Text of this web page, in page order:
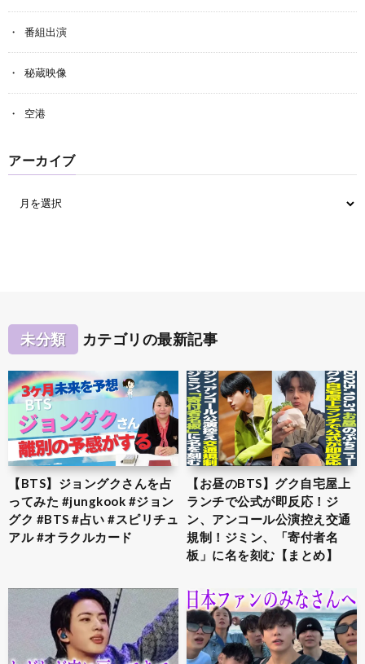
番組出演
秘蔵映像
空港
アーカイブ
未分類 カテゴリの最新記事
【BTS】ジョングクさんを占
ってみた #jungkook #ジョン
グク #BTS #占い #スピリチュ
アル #オラクルカード
【お昼のBTS】グク自宅屋上
ランチで公式が即反応！ジ
ン、アンコール公演控え交通
規制！ジミン、「寄付者名
板」に名を刻む【まとめ】